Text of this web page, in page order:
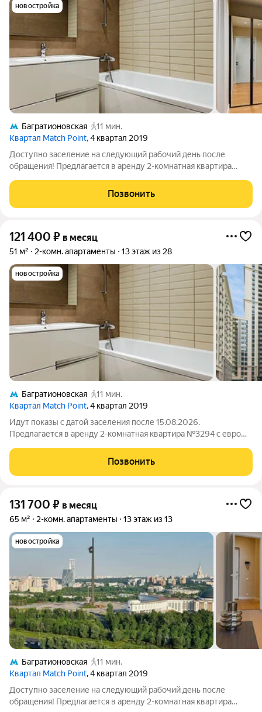
новостройка
Багратионовская
11 мин.
Квартал Match Point, 4 квартал 2019
Доступно заселение на следующий рабочий день после
обращения! Предлагается в аренду 2-комнатная квартира
высокими потолками площадью 49 м2, расположенная на
тринадцатом этаже нового арендного
Позвонить
121 400 ₽ в месяц
51 м² 2-комн. апартаменты 13 этаж из 28
новостройка
Багратионовская
11 мин.
Квартал Match Point, 4 квартал 2019
Идут показы с датой заселения после 15.08.2026.
Предлагается в аренду 2-комнатная квартира №3294 с евро
потолками площадью 51 м2, расположенная на тринадцатом
этаже нового арендного дома Матч Поинт.
Позвонить
131 700 ₽ в месяц
65 м² 2-комн. апартаменты 13 этаж из 13
новостройка
Багратионовская
11 мин.
Квартал Match Point, 4 квартал 2019
Доступно заселение на следующий рабочий день после
обращения! Предлагается в аренду 2-комнатная квартира